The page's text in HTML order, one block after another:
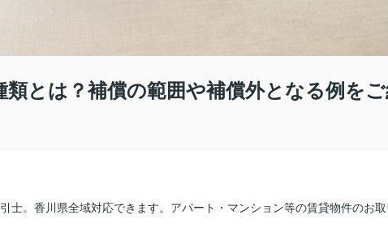
類とは？補償の範囲や補償外となる例を
士。香川県全域対応できます。アパート・マンション等の賃貸物件のお